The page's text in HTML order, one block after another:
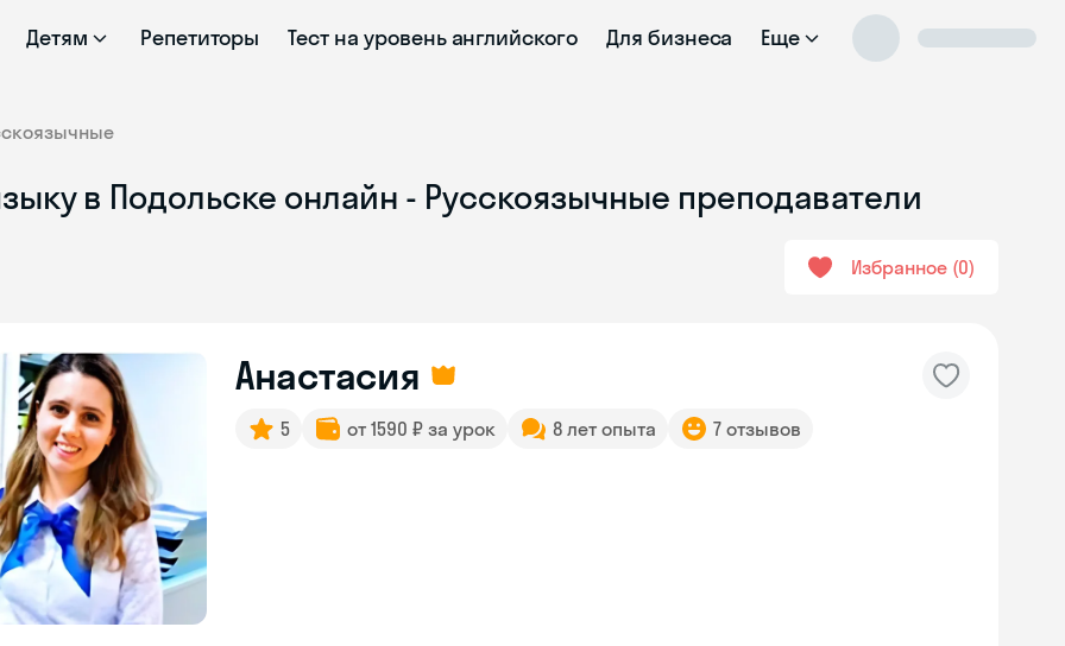
Детям Репетиторы Тест на уровень английского Для бизнеса Еще
в Подольске онлайн - Русскоязычные преподаватели
Избранное 0
Анастасия
5 от 1590 ₽ за урок 8 лет опыта 7 отзывов